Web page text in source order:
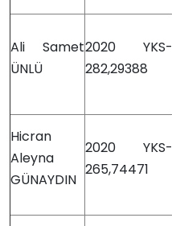
Ali Samet
ÜNLÜ
2020 YKS-
282,29388
Hicran
Aleyna
GÜNAYDIN
2020 YKS-
265,74471